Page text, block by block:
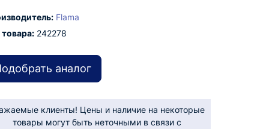
Flama
242278
аналог
клиенты! Цены и наличие на некоторые
товары могут быть неточными в связи с